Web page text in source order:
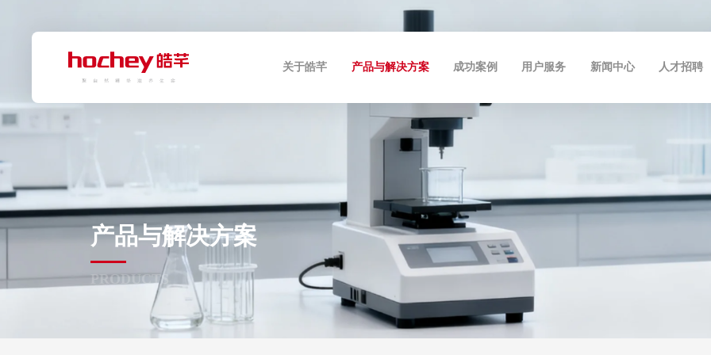
关于皓芊 产品与解决方案 成功案例 用户服务 新闻中心 人才招聘
产品与解决方案
PRODUCTS